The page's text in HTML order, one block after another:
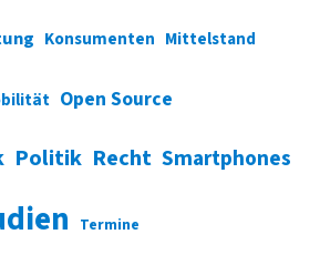
Konsumenten Mittelstand
Open Source
Politik Recht Smartphones
Termine